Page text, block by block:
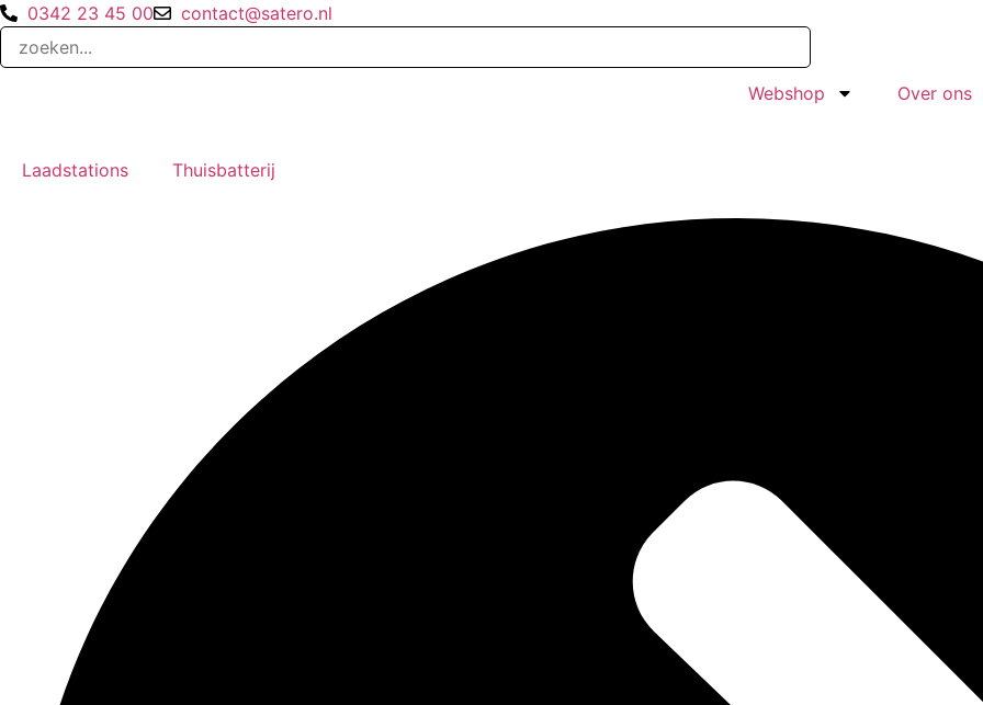
Ga
naar
de
0342 23 45 00 contact@satero.nl
Webshop Over ons
Laadstations Thuisbatterij